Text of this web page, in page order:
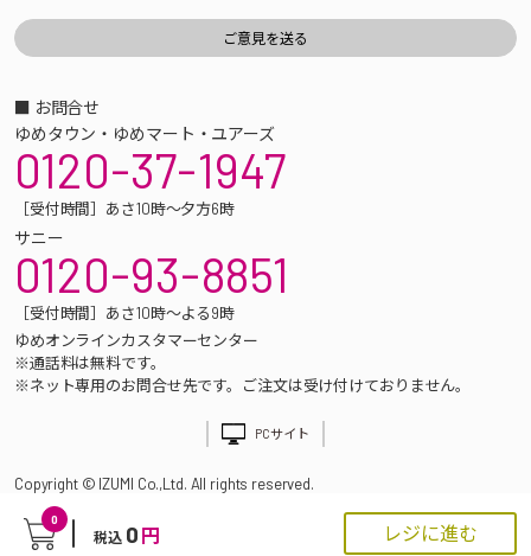
0
税込 0 円 レジに進む
■ お問合せ
ゆめタウン・ゆめマート・ユアーズ
0120-37-1947
［受付時間］あさ10時～夕方6時
サニー
0120-93-8851
［受付時間］あさ10時～よる9時
ゆめオンラインカスタマーセンター
※通話料は無料です。
※ネット専用のお問合せ先です。ご注文は受け付けておりません。
PCサイト
Copyright © IZUMI Co.,Ltd. All rights reserved.